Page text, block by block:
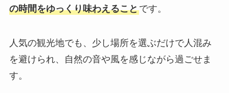
の時間をゆっくり味わえることです。
人気の観光地でも、少し場所を選ぶだけで人混み
を避けられ、自然の音や風を感じながら過ごせま
す。